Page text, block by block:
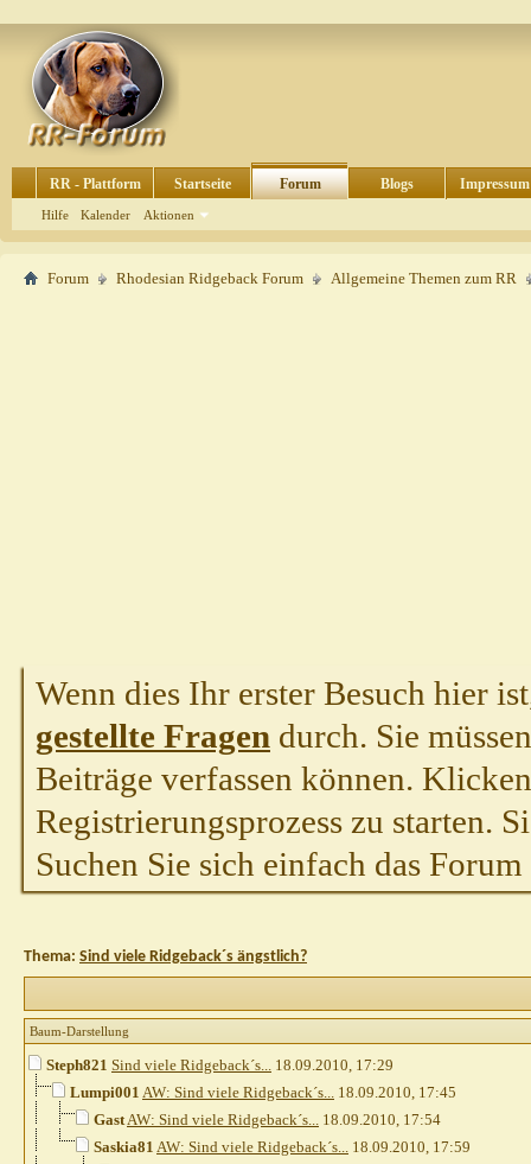
RR - Plattform Startseite Forum
Hilfe Kalender Aktionen
Blogs Impressum
Forum Rhodesian Ridgeback Forum Allgemeine Themen zum RR
Wenn dies Ihr erster Besuch hier
gestellte Fragen durch. Sie
Beiträge verfassen können.
Registrierungsprozess zu starten.
Suchen Sie sich einfach das
Thema: Sind viele Ridgeback´s ängstlich?
Baum-Darstellung
Steph821 Sind viele Ridgeback´s... 18.09.2010, 17:29
Lumpi001 AW: Sind viele Ridgeback´s... 18.09.2010, 17:45
GastAW: Sind viele Ridgeback´s... 18.09.2010, 17:54
Saskia81 AW: Sind viele Ridgeback´s... 18.09.2010, 17:59